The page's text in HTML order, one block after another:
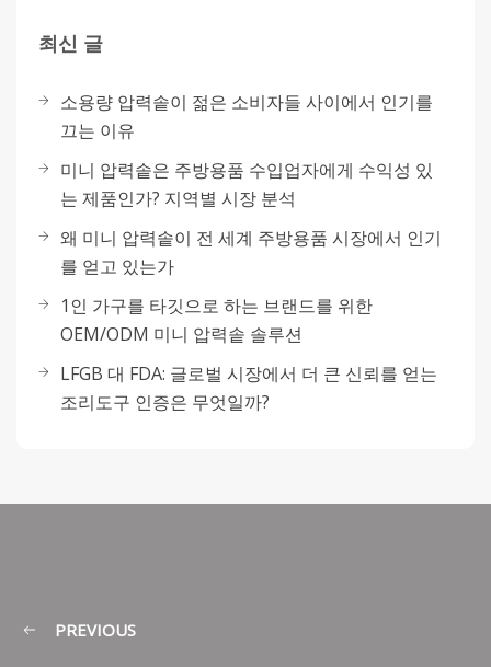
최신 글
소용량 압력솥이 젊은 소비자들 사이에서 인기를
끄는 이유
미니 압력솥은 주방용품 수입업자에게 수익성 있
는 제품인가? 지역별 시장 분석
왜 미니 압력솥이 전 세계 주방용품 시장에서 인기
를 얻고 있는가
1인 가구를 타깃으로 하는 브랜드를 위한
OEM/ODM 미니 압력솥 솔루션
LFGB 대 FDA: 글로벌 시장에서 더 큰 신뢰를 얻는
조리도구 인증은 무엇일까?
PREVIOUS